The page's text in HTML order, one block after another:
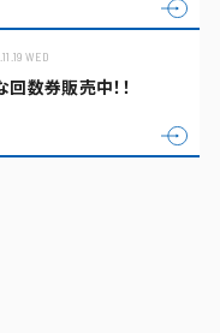
WED
回数券販売中！！